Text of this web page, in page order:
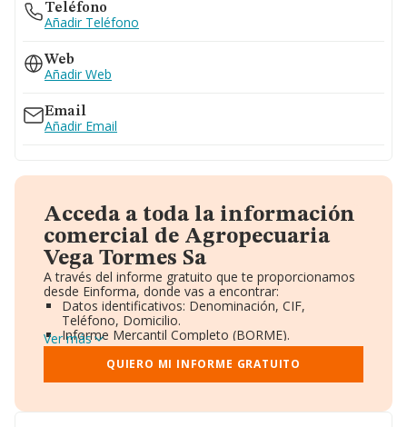
Teléfono
Añadir Teléfono
Web
Añadir Web
Email
Añadir Email
Acceda a toda la información
comercial de Agropecuaria
Vega Tormes Sa
A través del informe gratuito que te proporcionamos
desde Einforma, donde vas a encontrar:
Datos identificativos: Denominación, CIF,
Teléfono, Domicilio.
Informe Mercantil Completo (BORME).
Gráficos de Evolución Ventas y Empleados.
Consejo de Administración y Administradores.
Directivos y Ejecutivos.
Ver más
QUIERO MI INFORME GRATUITO